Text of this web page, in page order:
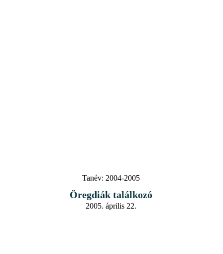
Tanév: 2004-2005
Öregdiák találkozó
2005. április 22.